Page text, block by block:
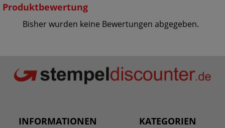
Produktbewertung
Bisher wurden keine Bewertungen abgegeben.
INFORMATIONEN KATEGORIEN